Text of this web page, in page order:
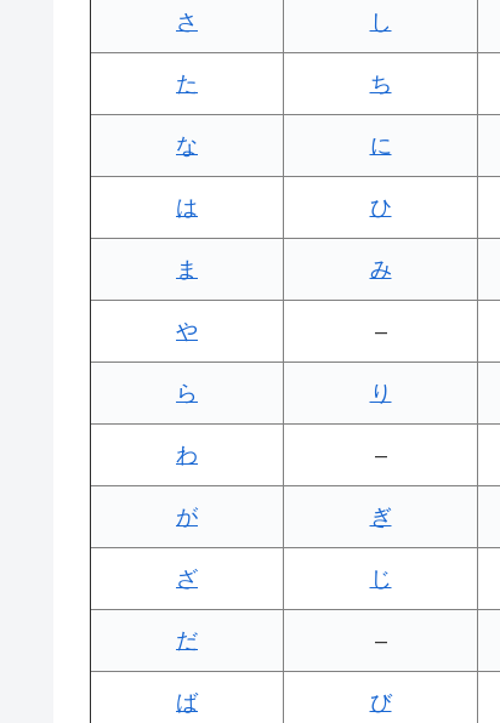
さ し
た ち
な に
は ひ
ま み
や –
ら り
わ –
が ぎ
ざ じ
だ –
ば び